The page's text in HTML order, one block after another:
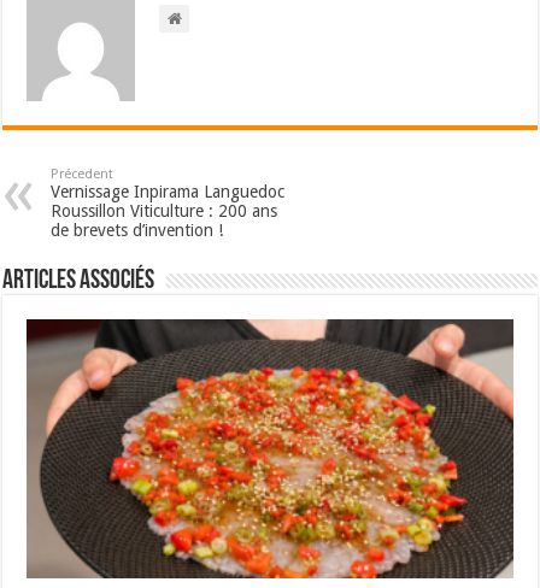
Précedent
Vernissage Inpirama Languedoc
Roussillon Viticulture : 200 ans
de brevets d’invention !
Articles associés